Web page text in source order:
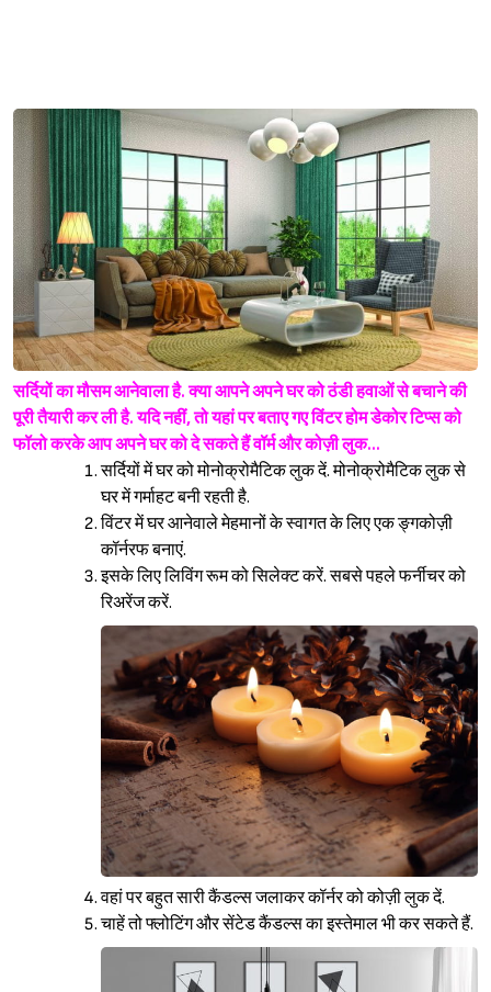
सर्दियों का मौसम आनेवाला है. क्या आपने अपने घर को ठंडी हवाओं से बचाने की
पूरी तैयारी कर ली है. यदि नहीं, तो यहां पर बताए गए विंटर होम डेकोर टिप्स को
फॉलो करके आप अपने घर को दे सकते हैं वॉर्म और कोज़ी लुक...
सर्दियों में घर को मोनोक्रोमैटिक लुक दें. मोनोक्रोमैटिक लुक से
घर में गर्माहट बनी रहती है.
विंटर में घर आनेवाले मेहमानों के स्वागत के लिए एक ङ्गकोज़ी
कॉर्नरफ बनाएं.
इसके लिए लिविंग रूम को सिलेक्ट करें. सबसे पहले फर्नीचर को
रिअरेंज करें.
वहां पर बहुत सारी कैंडल्स जलाकर कॉर्नर को कोज़ी लुक दें.
चाहें तो फ्लोटिंग और सेंटेड कैंडल्स का इस्तेमाल भी कर सकते हैं.